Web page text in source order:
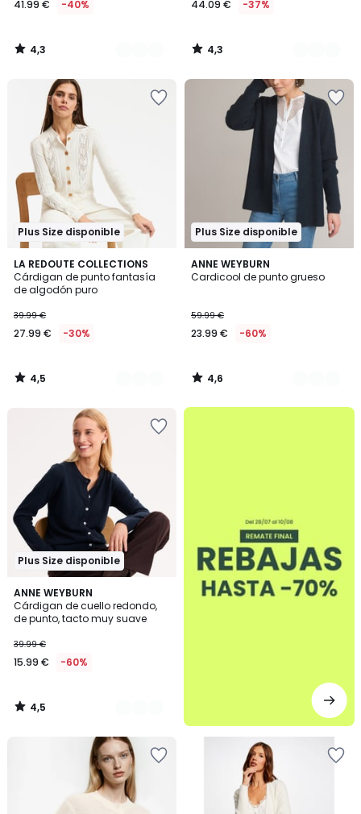
en
de
69.99
descuento
aplicado.
41.99 € -40%
4,3
/
44.09 € -37%
4,3
/
Plus Size disponible
LA REDOUTE COLLECTIONS
Cárdigan de punto fantasía
de algodón puro
39.99 €
27.99 € -30%
4,5
/ 5
2
Colores
4,5
/
Plus Size disponible
ANNE WEYBURN
Cardicool de punto grueso
59.99 €
23.99 € -60%
4,6
/ 5
2
Colores
4,6
/
Plus Size disponible
ANNE WEYBURN
Cárdigan de cuello redondo,
de punto, tacto muy suave
39.99 €
15.99 € -60%
4,5
/ 5
2
Colores
4,5
/
.